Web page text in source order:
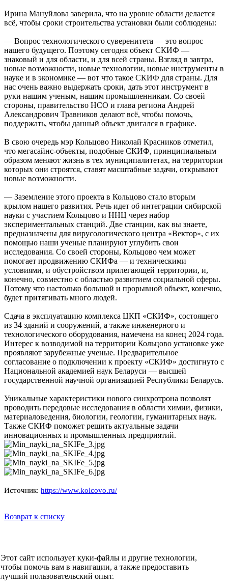
Ирина Мануйлова заверила, что на уровне области делается
всё, чтобы сроки строительства установки были соблюдены:
— Вопрос технологического суверенитета — это вопрос
нашего будущего. Поэтому сегодня объект СКИФ —
знаковый и для области, и для всей страны. Взгляд в завтра,
новые возможности, новые технологии, новые инструменты в
науке и в экономике — вот что такое СКИФ для страны. Для
нас очень важно выдержать сроки, дать этот инструмент в
руки нашим ученым, нашим промышленникам. Со своей
стороны, правительство НСО и глава региона Андрей
Александрович Травников делают всё, чтобы помочь,
поддержать, чтобы данный объект двигался в графике.
В свою очередь мэр Кольцово Николай Красников отметил,
что мегасайнс-объекты, подобные СКИФ, принципиальным
образом меняют жизнь в тех муниципалитетах, на территории
которых они строятся, ставят масштабные задачи, открывают
новые возможности.
— Заземление этого проекта в Кольцово стало вторым
крылом нашего развития. Речь идет об интеграции сибирской
науки с участием Кольцово и ННЦ через набор
экспериментальных станций. Две станции, как вы знаете,
предназначены для вирусологического центра «Вектор», с их
помощью наши ученые планируют углубить свои
исследования. Со своей стороны, Кольцово чем может
помогает продвижению СКИФа — и техническими
условиями, и обустройством прилегающей территории, и,
конечно, совместно с областью развитием социальной сферы.
Потому что настолько большой и прорывной объект, конечно,
будет притягивать много людей.
Сдача в эксплуатацию комплекса ЦКП «СКИФ», состоящего
из 34 зданий и сооружений, а также инженерного и
технологического оборудования, намечена на конец 2024 года.
Интерес к возводимой на территории Кольцово установке уже
проявляют зарубежные ученые. Предварительное
согласование о подключении к проекту «СКИФ» достигнуто с
Национальной академией наук Беларуси — высшей
государственной научной организацией Республики Беларусь.
Уникальные характеристики нового синхротрона позволят
проводить передовые исследования в области химии, физики,
материаловедения, биологии, геологии, гуманитарных наук.
Также СКИФ поможет решить актуальные задачи
инновационных и промышленных предприятий.
Источник: https://www.kolcovo.ru/
Возврат к списку
О компании
УСЛУГИ
События
Этот сайт использует куки-файлы и другие технологии,
чтобы помочь вам в навигации, а также предоставить
лучший пользовательский опыт.